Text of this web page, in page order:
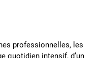
professionnelles, les
quotidien intensif, d’un